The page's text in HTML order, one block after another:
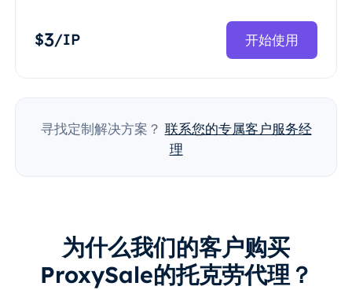
$3/IP 开始使用
寻找定制解决方案？ 联系您的专属客户服务经
理
为什么我们的客户购买
ProxySale的托克劳代理？